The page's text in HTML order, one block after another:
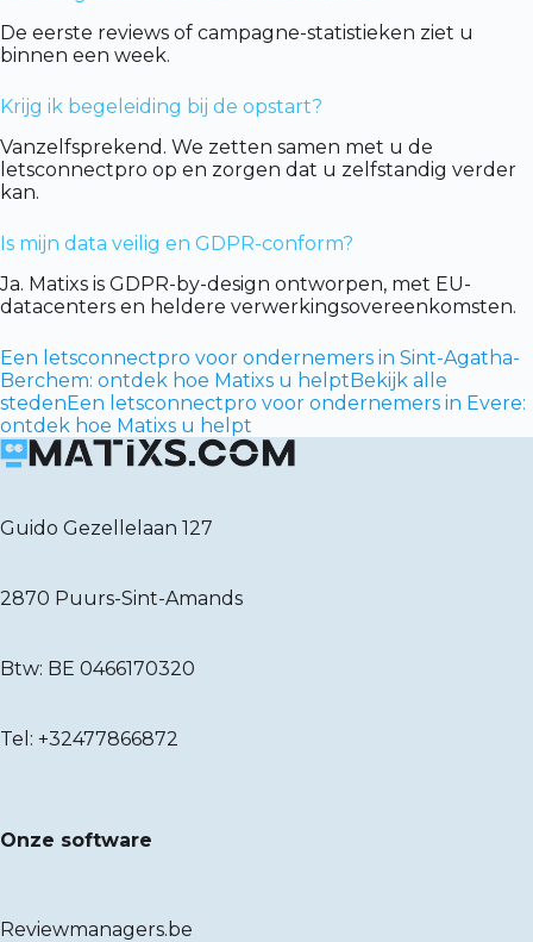
De eerste reviews of campagne-statistieken ziet u
binnen een week.
Krijg ik begeleiding bij de opstart?
Vanzelfsprekend. We zetten samen met u de
letsconnectpro op en zorgen dat u zelfstandig verder
kan.
Is mijn data veilig en GDPR-conform?
Ja. Matixs is GDPR-by-design ontworpen, met EU-
datacenters en heldere verwerkingsovereenkomsten.
Een letsconnectpro voor ondernemers in Sint-Agatha-
Berchem: ontdek hoe Matixs u helptBekijk alle
stedenEen letsconnectpro voor ondernemers in Evere:
ontdek hoe Matixs u helpt
Guido Gezellelaan 127
2870 Puurs-Sint-Amands
Btw: BE 0466170320
Tel: +32477866872
Onze software
Reviewmanagers.be